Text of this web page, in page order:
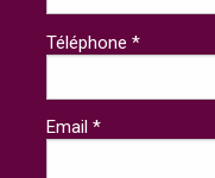
Téléphone *
Email *